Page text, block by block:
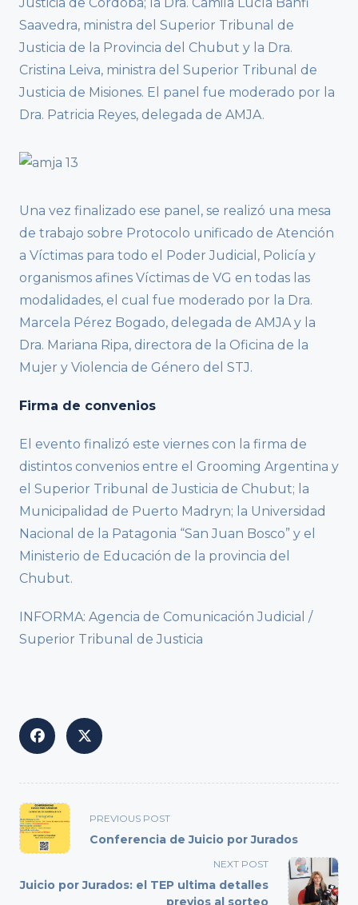
Saavedra, ministra del Superior Tribunal de
Justicia de la Provincia del Chubut y la Dra.
Cristina Leiva, ministra del Superior Tribunal de
Justicia de Misiones. El panel fue moderado por la
Dra. Patricia Reyes, delegada de AMJA.
Una vez finalizado ese panel, se realizó una mesa
de trabajo sobre Protocolo unificado de Atención
a Víctimas para todo el Poder Judicial, Policía y
organismos afines Víctimas de VG en todas las
modalidades, el cual fue moderado por la Dra.
Marcela Pérez Bogado, delegada de AMJA y la
Dra. Mariana Ripa, directora de la Oficina de la
Mujer y Violencia de Género del STJ.
Firma de convenios
El evento finalizó este viernes con la firma de
distintos convenios entre el Grooming Argentina y
el Superior Tribunal de Justicia de Chubut; la
Municipalidad de Puerto Madryn; la Universidad
Nacional de la Patagonia “San Juan Bosco” y el
Ministerio de Educación de la provincia del
Chubut.
INFORMA: Agencia de Comunicación Judicial /
Superior Tribunal de Justicia
<span
class="nav-
subtitle
reader-
PREVIOUS POST
Conferencia de Juicio por Jurados
NEXT POST
Juicio por Jurados: el TEP ultima detalles
previos al sorteo